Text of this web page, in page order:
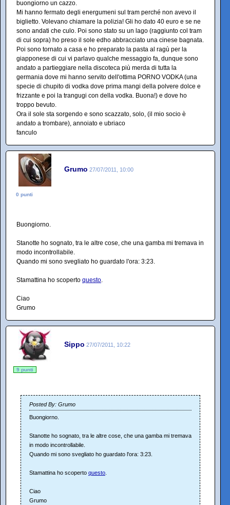
buongiorno un cazzo.
Mi hanno fermato degli energumeni sul tram perché non avevo il
biglietto. Volevano chiamare la polizia! Gli ho dato 40 euro e se ne
sono andati che culo. Poi sono stato su un lago (raggiunto col tram
di cui sopra) ho preso il sole edho abbracciato una cinese bagnata.
Poi sono tornato a casa e ho preparato la pasta al ragù per la
giapponese di cui vi parlavo qualche messaggio fa, dunque sono
andato a partieggiare nella discoteca più merda di tutta la
germania dove mi hanno servito dell'ottima PORNO VODKA (una
specie di chupito di vodka dove prima mangi della polvere dolce e
frizzante e poi la trangugi con della vodka. Buona!) e dove ho
troppo bevuto.
Ora il sole sta sorgendo e sono scazzato, solo, (il mio socio è
andato a trombare), annoiato e ubriaco
fanculo
Grumo 27/07/2011, 10:00
0 punti
Buongiorno.
Stanotte ho sognato, tra le altre cose, che una gamba mi tremava in
modo incontrollabile.
Quando mi sono svegliato ho guardato l'ora: 3:23.
Stamattina ho scoperto questo.
Ciao
Grumo
Sippo 27/07/2011, 10:22
9 punti
Posted By: Grumo
Buongiorno.
Stanotte ho sognato, tra le altre cose, che una gamba mi tremava
in modo incontrollabile.
Quando mi sono svegliato ho guardato l'ora: 3:23.
Stamattina ho scoperto questo
Ciao
Grumo